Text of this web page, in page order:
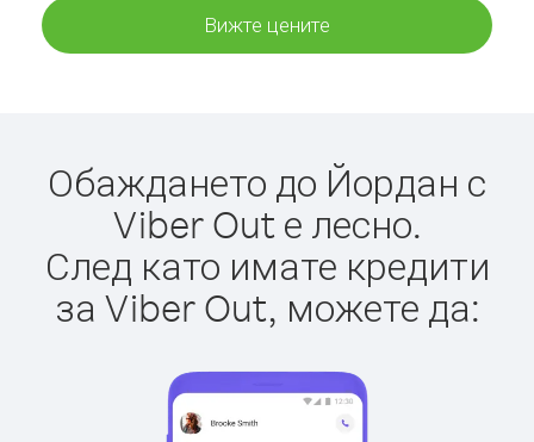
Вижте цените
Обаждането до Йордан с
Viber Out е лесно.
След като имате кредити
за Viber Out, можете да: